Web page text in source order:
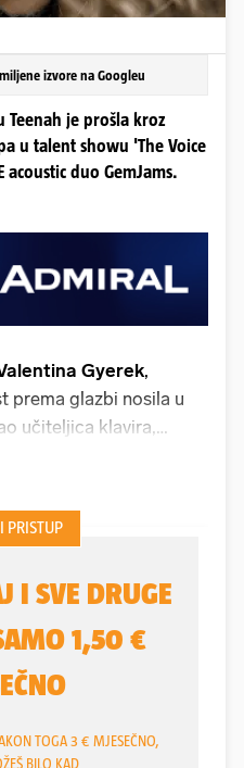
izvore na Googleu
Teenah je prošla kroz
u talent showu 'The Voice
duo GemJams.
Gyerek,
prema glazbi nosila u
učiteljica klavira,
natjecanju 'Story Super
godina kasnije
priliku nastupiti na
Eurovizije,